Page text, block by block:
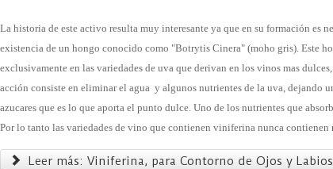
La historia de este activo resulta muy interesante ya que en su formación es
existencia de un hongo conocido como "Botrytis Cinera" (moho gris). Este
exclusivamente en las variedades de uva que derivan en los vinos mas
acción consiste en eliminar el agua y algunos nutrientes de la uva, dejando
azucares que es lo que aporta el punto dulce. Uno de los nutrientes que
Por lo tanto las variedades de vino que contienen viniferina nunca contienen
Leer más: Viniferina, para Contorno de Ojos y Labios